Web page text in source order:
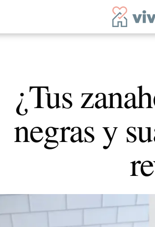
¿Tus
negras y